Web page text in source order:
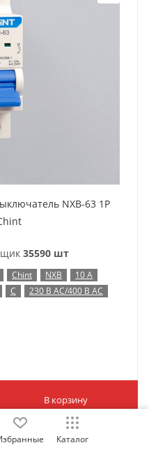
NXB-63 1P
35590 шт
Chint NXB
10 А
C 230 В AC/400 В AC
В корзину
Каталог